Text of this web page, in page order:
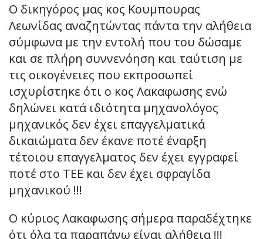
Ο δικηγόρος μας κος Κουμπουρας
Λεωνίδας αναζητώντας πάντα την αλήθεια
σύμφωνα με την εντολή που του δώσαμε
και σε πλήρη συννενόηση και ταύτιση με
τις οικογένειες που εκπροσωπεί
ισχυρίστηκε ότι ο κος Λακαφωσης ενώ
δηλώνει κατά ιδιότητα μηχανολόγος
μηχανικός δεν έχει επαγγελματικά
δικαιώματα δεν έκανε ποτέ έναρξη
τέτοιου επαγγελματος δεν έχει εγγραφεί
ποτέ στο ΤΕΕ και δεν έχει σφραγίδα
μηχανικού !!!
Ο κύριος Λακαφωσης σήμερα παραδέχτηκε
ότι όλα τα παραπάνω είναι αλήθεια !!!